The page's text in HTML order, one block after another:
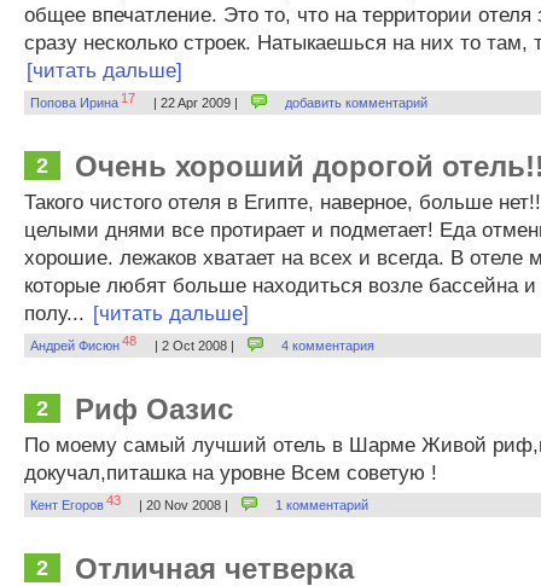
общее впечатление. Это то, что на территории отеля
сразу несколько строек. Натыкаешься на них то там,
[читать дальше]
Попова Ирина 17 | 22 Apr 2009 | добавить комментарий
2 Очень хороший дорогой
Такого чистого отеля в Египте, наверное, больше
целыми днями все протирает и подметает! Еда
хорошие. лежаков хватает на всех и всегда. В отеле
которые любят больше находиться возле бассейна
полу... [читать дальше]
Андрей Фисюн48 | 2 Oct 2008 | 4 комментария
2 Риф Оазис
По моему самый лучший отель в Шарме Живой
докучал,питашка на уровне Всем советую !
Кент Егоров43 | 20 Nov 2008 | 1 комментарий
2 Отличная четверка